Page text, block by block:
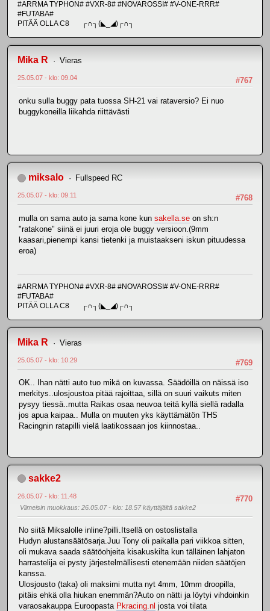
#ARRMA TYPHON# #VXR-8# #NOVAROSSI# #V-ONE-RRR#
#FUTABA#
PITÄÄ OLLA C8 ┌∩┐(◣_◢)┌∩┐
Mika R Vieras
#767
25.05.07 - klo: 09.04
onku sulla buggy pata tuossa SH-21 vai rataversio? Ei nuo
buggykoneilla liikahda riittävästi
miksalo Fullspeed RC
#768
25.05.07 - klo: 09.11
mulla on sama auto ja sama kone kun sakella.se on sh:n
"ratakone" siinä ei juuri eroja ole buggy versioon.(9mm
kaasari,pienempi kansi tietenki ja muistaakseni iskun pituudessa
eroa)
#ARRMA TYPHON# #VXR-8# #NOVAROSSI# #V-ONE-RRR#
#FUTABA#
PITÄÄ OLLA C8 ┌∩┐(◣_◢)┌∩┐
Mika R Vieras
#769
25.05.07 - klo: 10.29
OK.. Ihan nätti auto tuo mikä on kuvassa. Säädöillä on näissä iso
merkitys..ulosjoustoa pitää rajoittaa, sillä on suuri vaikuts miten
pysyy tiessä..mutta Raikas osaa neuvoa teitä kyllä siellä radalla
jos apua kaipaa.. Mulla on muuten yks käyttämätön THS
Racingnin ratapilli vielä laatikossaan jos kiinnostaa..
sakke2
#770
26.05.07 - klo: 11.48
Viimeisin muokkaus: 26.05.07 - klo: 18.57 käyttäjältä sakke2
No siitä Miksalolle inline?pilli.Itsellä on ostoslistalla
Hudyn alustansäätösarja.Juu Tony oli paikalla pari viikkoa sitten,
oli mukava saada säätöohjeita kisakuskilta kun tälläinen lahjaton
harrastelija ei pysty järjestelmällisesti etenemään niiden säätöjen
kanssa.
Ulosjousto (taka) oli maksimi mutta nyt 4mm, 10mm droopilla,
pitäis ehkä olla hiukan enemmän?Auto on nätti ja löytyi vihdoinkin
varaosakauppa Euroopasta Pkracing.nl josta voi tilata